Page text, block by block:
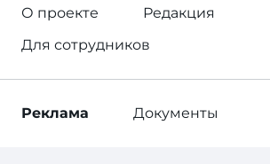
О проекте
Редакция
Для сотрудников
Реклама Документы